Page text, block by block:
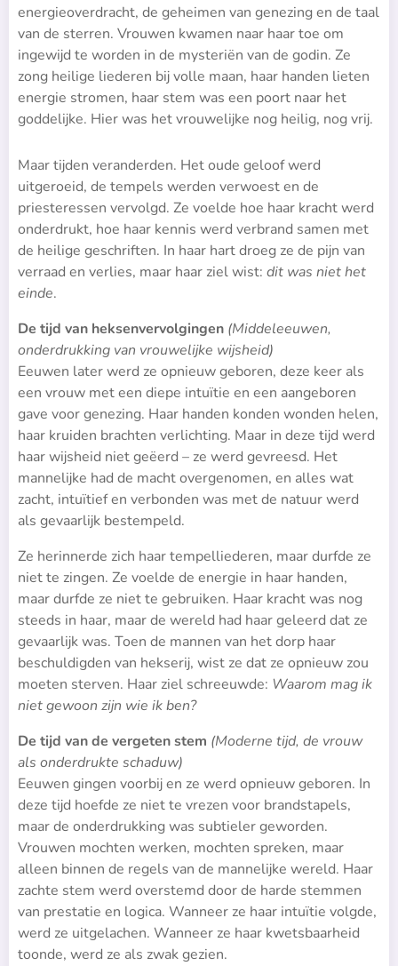
energieoverdracht, de geheimen van genezing en de taal
van de sterren. Vrouwen kwamen naar haar toe om
ingewijd te worden in de mysteriën van de godin. Ze
zong heilige liederen bij volle maan, haar handen lieten
energie stromen, haar stem was een poort naar het
goddelijke. Hier was het vrouwelijke nog heilig, nog vrij.
Maar tijden veranderden. Het oude geloof werd
uitgeroeid, de tempels werden verwoest en de
priesteressen vervolgd. Ze voelde hoe haar kracht werd
onderdrukt, hoe haar kennis werd verbrand samen met
de heilige geschriften. In haar hart droeg ze de pijn van
verraad en verlies, maar haar ziel wist: dit was niet het
einde.
De tijd van heksenvervolgingen (Middeleeuwen,
onderdrukking van vrouwelijke wijsheid)
Eeuwen later werd ze opnieuw geboren, deze keer als
een vrouw met een diepe intuïtie en een aangeboren
gave voor genezing. Haar handen konden wonden helen,
haar kruiden brachten verlichting. Maar in deze tijd werd
haar wijsheid niet geëerd – ze werd gevreesd. Het
mannelijke had de macht overgenomen, en alles wat
zacht, intuïtief en verbonden was met de natuur werd
als gevaarlijk bestempeld.
Ze herinnerde zich haar tempelliederen, maar durfde ze
niet te zingen. Ze voelde de energie in haar handen,
maar durfde ze niet te gebruiken. Haar kracht was nog
steeds in haar, maar de wereld had haar geleerd dat ze
gevaarlijk was. Toen de mannen van het dorp haar
beschuldigden van hekserij, wist ze dat ze opnieuw zou
moeten sterven. Haar ziel schreeuwde: Waarom mag ik
niet gewoon zijn wie ik ben?
De tijd van de vergeten stem (Moderne tijd, de vrouw
als onderdrukte schaduw)
Eeuwen gingen voorbij en ze werd opnieuw geboren. In
deze tijd hoefde ze niet te vrezen voor brandstapels,
maar de onderdrukking was subtieler geworden.
Vrouwen mochten werken, mochten spreken, maar
alleen binnen de regels van de mannelijke wereld. Haar
zachte stem werd overstemd door de harde stemmen
van prestatie en logica. Wanneer ze haar intuïtie volgde,
werd ze uitgelachen. Wanneer ze haar kwetsbaarheid
toonde, werd ze als zwak gezien.